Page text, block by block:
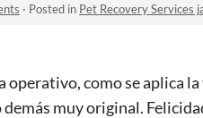
· Posted in Pet Recovery Services
operativo, como se aplica
muy original.